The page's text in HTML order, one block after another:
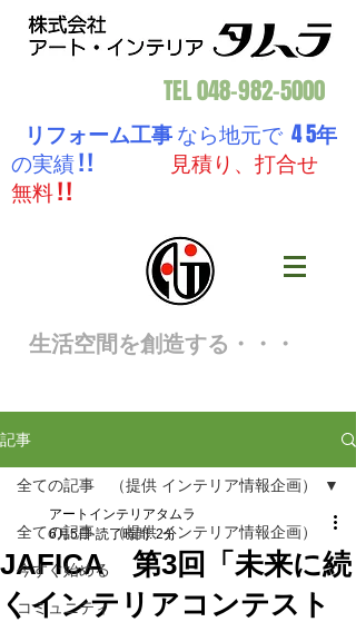
TEL048-982-5000
リフォーム工事なら地元で 4 5年
の実績 ! !
見積り、打合せ
無料 ! !
生活空間を創造する・・・
記事
全ての記事 （提供 インテリア情報企画）
今すぐ始める
コミュニティ
全ての記事 （提供 インテリア情報企画）
JAFICA 第3回「未来に続
くインテリアコンテスト
アートインテリアタムラ
6月5日 読了時間: 2分